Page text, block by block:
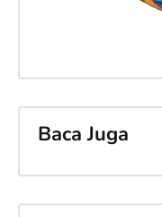
Baca Juga